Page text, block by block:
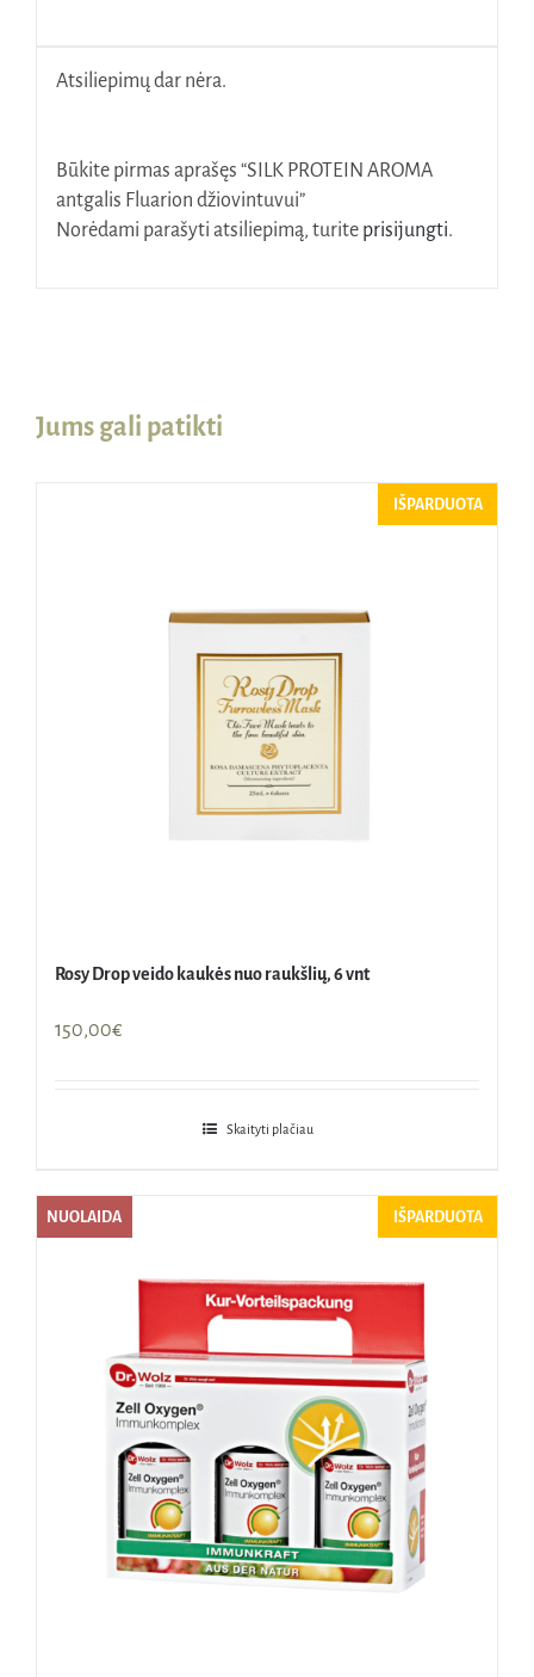
Atsiliepimų dar nėra.
Būkite pirmas aprašęs “SILK PROTEIN AROMA
antgalis Fluarion džiovintuvui”
Norėdami parašyti atsiliepimą, turite prisijungti.
Jums gali patikti
IŠPARDUOTA
Rosy Drop veido kaukės nuo raukšlių, 6 vnt
150,00€
Skaityti plačiau
NUOLAIDA IŠPARDUOTA